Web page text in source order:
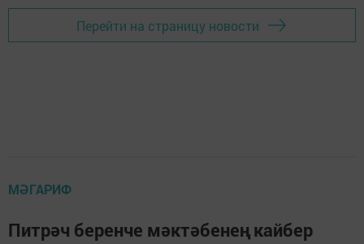
Перейти на страницу новости
МӘГАРИФ
Питрәч беренче мәктәбенең кайбер